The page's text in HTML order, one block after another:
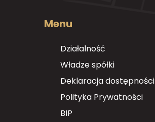
Menu
Działalność
Władze spółki
Deklaracja dostępności
Polityka Prywatności
BIP